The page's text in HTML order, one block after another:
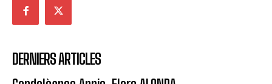
DERNIERS ARTICLES